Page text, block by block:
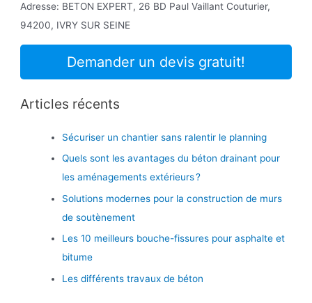
Adresse: BETON EXPERT, 26 BD Paul Vaillant Couturier,
94200, IVRY SUR SEINE
Demander un devis gratuit!
Articles récents
Sécuriser un chantier sans ralentir le planning
Quels sont les avantages du béton drainant pour
les aménagements extérieurs ?
Solutions modernes pour la construction de murs
de soutènement
Les 10 meilleurs bouche-fissures pour asphalte et
bitume
Les différents travaux de béton